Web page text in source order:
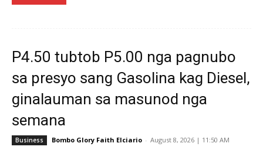
P4.50 tubtob P5.00 nga pagnubo
sa presyo sang Gasolina kag Diesel,
ginalauman sa masunod nga
semana
Business Bombo Glory Faith Elciario - August 8, 2026 | 11:50 AM